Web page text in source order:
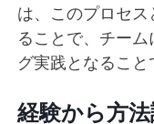
は、このプロセ
ることで、チー
グ実践となること
経験から方